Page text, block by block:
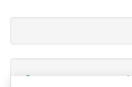
Gamerauntsia-ren txioak